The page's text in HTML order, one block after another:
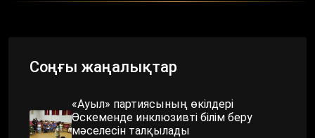
Соңғы жаңалықтар
«Ауыл» партиясының өкілдері
Өскеменде инклюзивті білім беру
мәселесін талқылады